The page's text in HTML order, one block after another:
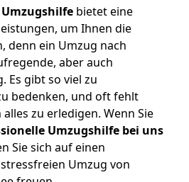
Umzugshilfe bietet eine
um Ihnen die
denn ein Umzug nach
aber auch
Es gibt so viel zu
bedenken, und oft fehlt
zu erledigen. Wenn Sie
Umzugshilfe bei uns
Sie sich auf einen
Umzug von